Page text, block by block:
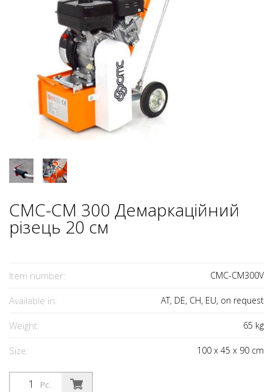
CMC-CM 300 Демаркаційний
різець 20 см
Item number: CMC-CM300V
Available in: AT, DE, CH, EU, on request
Weight: 65 kg
Size: 100 x 45 x 90 cm
Pc.